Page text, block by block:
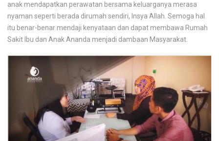
anak mendapatkan perawatan bersama keluarganya merasa
nyaman seperti berada dirumah sendiri, Insya Allah. Semoga hal
itu benar-benar mendaji kenyataan dan dapat membawa Rumah
Sakit Ibu dan Anak Ananda menjadi dambaan Masyarakat.